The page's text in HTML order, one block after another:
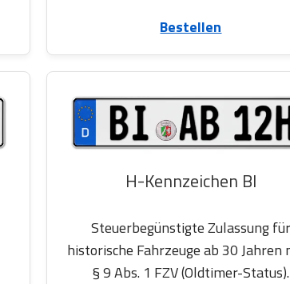
Bestellen
H-Kennzeichen BI
Steuerbegünstigte Zulassung für
historische Fahrzeuge ab 30 Jahren
§ 9 Abs. 1 FZV (Oldtimer-Status).